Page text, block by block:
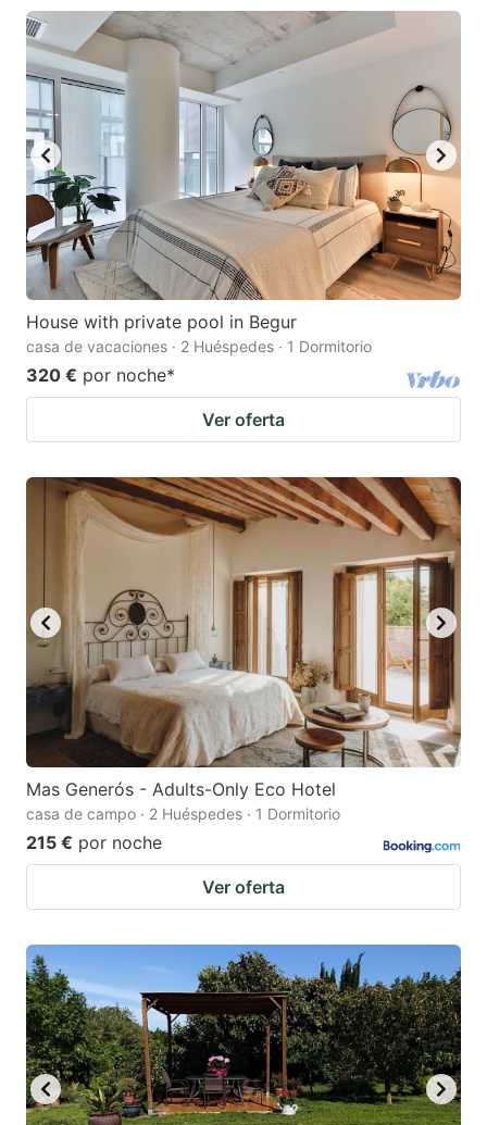
House with private pool in Begur
casa de vacaciones · 2 Huéspedes · 1 Dormitorio
320 € por noche*
Ver oferta
Mas Generós - Adults-Only Eco Hotel
casa de campo · 2 Huéspedes · 1 Dormitorio
215 € por noche
Ver oferta